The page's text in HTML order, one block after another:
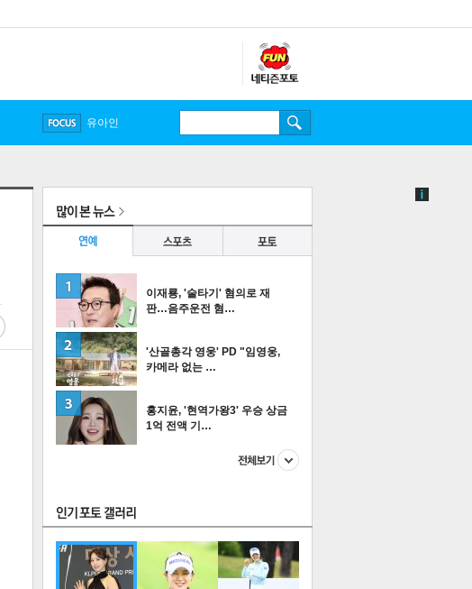
FOCUS
유아인
이재룡, '술타기' 혐의로 재
판…음주운전 혐…
'산골총각 영웅' PD "임영웅,
카메라 없는 …
홍지윤, '현역가왕3' 우승 상금
1억 전액 기…